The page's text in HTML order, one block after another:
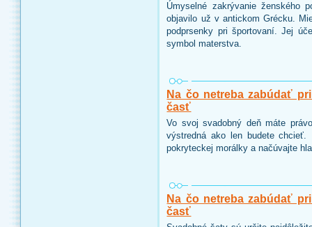
Úmyselné zakrývanie ženského
objavilo už v antickom Grécku.
podprsenky pri športovaní. Jej
symbol materstva.
Na čo netreba zabúdať
časť
Vo svoj svadobný deň máte
výstredná ako len budete
pokryteckej morálky a načúvajte
Na čo netreba zabúdať
časť